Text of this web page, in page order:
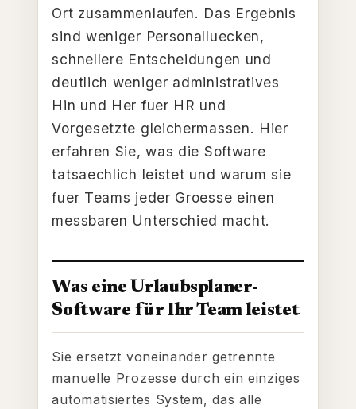
Ort zusammenlaufen. Das Ergebnis
sind weniger Personalluecken,
schnellere Entscheidungen und
deutlich weniger administratives
Hin und Her fuer HR und
Vorgesetzte gleichermassen. Hier
erfahren Sie, was die Software
tatsaechlich leistet und warum sie
fuer Teams jeder Groesse einen
messbaren Unterschied macht.
Was eine Urlaubsplaner-
Software für Ihr Team leistet
Sie ersetzt voneinander getrennte
manuelle Prozesse durch ein einziges
automatisiertes System, das alle